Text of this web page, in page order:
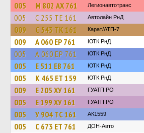
005 М 802 АХ 761 Легионавтотранс
005 С 255 ТЕ 161 Автолайн РнД
009 С 543 ТК 161 Карат/АТП-7
009 А 060 ЕР 761 ЮТК РнД
005 А 060 ЕР 761 ЮТК РнД
005 Е 511 ЕВ 761 ЮТК РнД
005 К 465 ЕТ 159 ЮТК РнД
009 Е 205 ХУ 161 ГУАТП РО
005 Е 199 ХУ 161 ГУАТП РО
005 У 904 ТС 161 АК1559
005 С 673 ЕТ 761 ДОН-Авто